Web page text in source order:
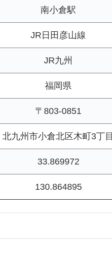
南小倉駅
JR日田彦山線
JR九州
福岡県
〒803-0851
北九州市小倉北区木町3丁目
33.869972
130.864895